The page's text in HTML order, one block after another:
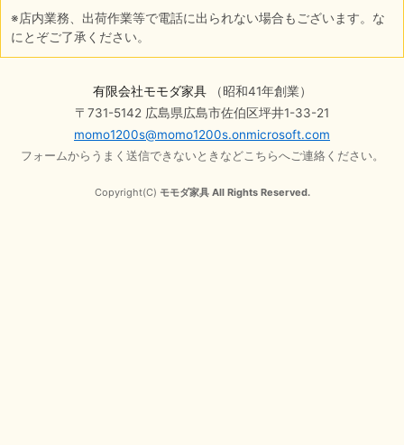
※店内業務、出荷作業等で電話に出られない場合もございます。な
にとぞご了承ください。
有限会社モモダ家具（昭和41年創業）
〒731-5142 広島県広島市佐伯区坪井1-33-21
momo1200s@momo1200s.onmicrosoft.com
フォームからうまく送信できないときなどこちらへご連絡ください。
Copyright(C) モモダ家具 All Rights Reserved.